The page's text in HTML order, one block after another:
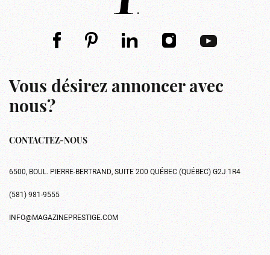
Vous désirez annoncer avec
nous?
CONTACTEZ-NOUS
6500, BOUL. PIERRE-BERTRAND, SUITE 200 QUÉBEC (QUÉBEC) G2J 1R4
(581) 981-9555
INFO@MAGAZINEPRESTIGE.COM